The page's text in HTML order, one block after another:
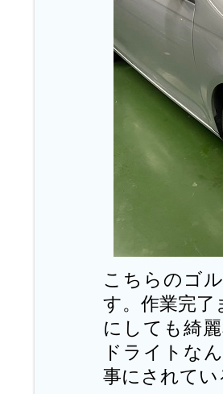
こちらのゴ
す。作業完
にしても綺
ドライトな
事にされて